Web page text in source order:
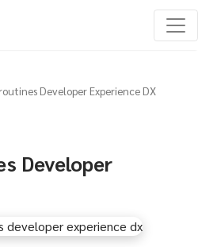
Developer Experience DX
Developer